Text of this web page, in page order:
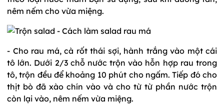
nêm nếm cho vừa miệng.
- Cho rau má, cà rốt thái sợi, hành trắng vào một cái
tô lớn. Dưới 2/3 chỗ nước trộn vào hỗn hợp rau trong
tô, trộn đều để khoảng 10 phút cho ngấm. Tiếp đó cho
thịt bò đã xào chín vào và cho từ từ phần nước trộn
còn lại vào, nêm nếm vừa miệng.